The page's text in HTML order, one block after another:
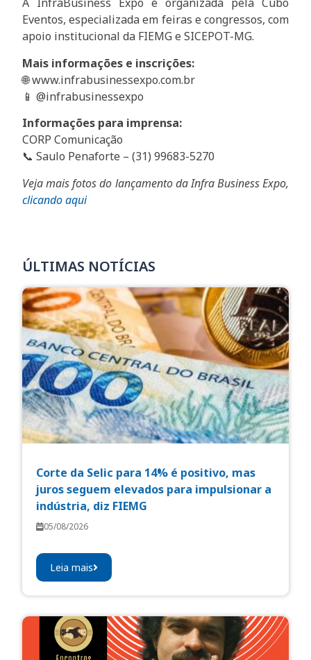
A InfraBusiness Expo é organizada pela Cubo
Eventos, especializada em feiras e congressos, com
apoio institucional da FIEMG e SICEPOT-MG.
Mais informações e inscrições:
🌐 www.infrabusinessexpo.com.br
📱 @infrabusinessexpo
Informações para imprensa:
CORP Comunicação
📞 Saulo Penaforte – (31) 99683-5270
Veja mais fotos do lançamento da Infra Business Expo,
clicando aqui
ÚLTIMAS NOTÍCIAS
Corte da Selic para 14% é positivo, mas
juros seguem elevados para impulsionar a
indústria, diz FIEMG
05/08/2026
Leia mais